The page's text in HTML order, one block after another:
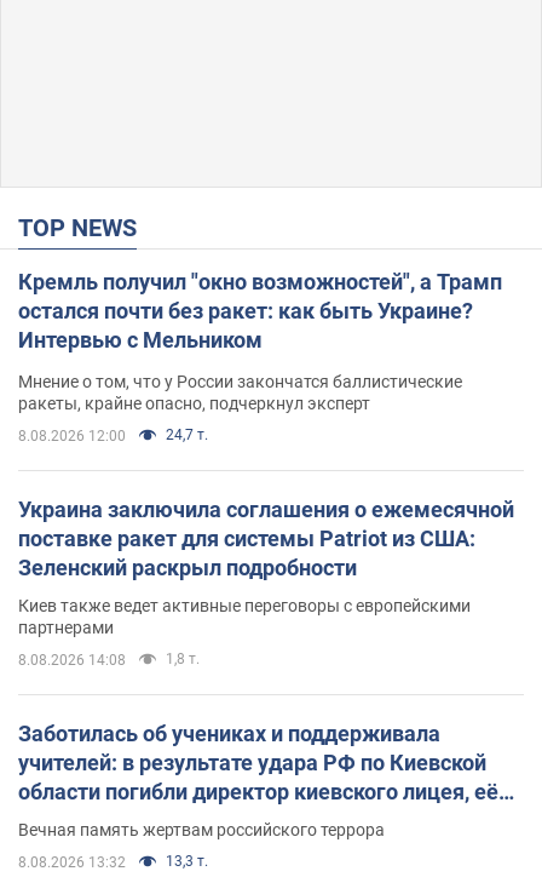
TOP NEWS
Кремль получил "окно возможностей", а Трамп
остался почти без ракет: как быть Украине?
Интервью с Мельником
Мнение о том, что у России закончатся баллистические
ракеты, крайне опасно, подчеркнул эксперт
8.08.2026 12:00 24,7 т.
Украина заключила соглашения о ежемесячной
поставке ракет для системы Patriot из США:
Зеленский раскрыл подробности
Киев также ведет активные переговоры с европейскими
партнерами
8.08.2026 14:08 1,8 т.
Заботилась об учениках и поддерживала
учителей: в результате удара РФ по Киевской
области погибли директор киевского лицея, её
муж и внук
Вечная память жертвам российского террора
8.08.2026 13:32 13,3 т.